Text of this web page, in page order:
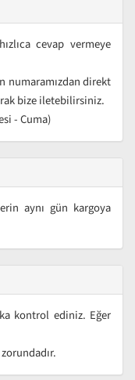
cevap vermeye
numaramızdan direkt
bize iletebilirsiniz.
- Cuma)
aynı gün kargoya
kontrol ediniz. Eğer